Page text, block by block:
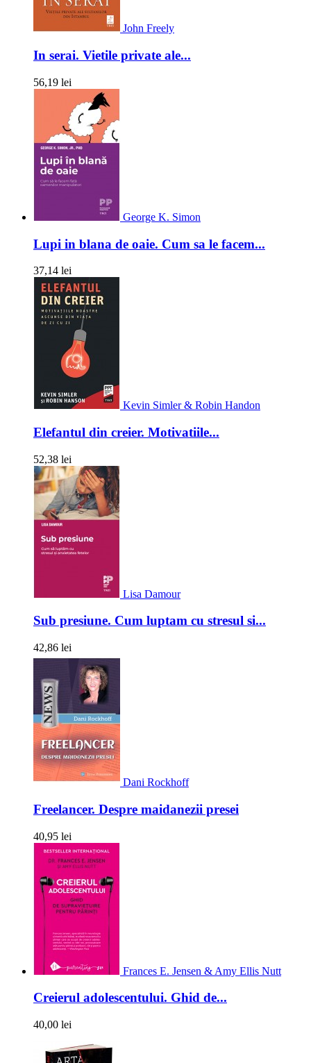
John Freely
In serai. Vietile private ale...
56,19 lei
George K. Simon
Lupi in blana de oaie. Cum sa le facem...
37,14 lei
Kevin Simler & Robin Handon
Elefantul din creier. Motivatiile...
52,38 lei
Lisa Damour
Sub presiune. Cum luptam cu stresul si...
42,86 lei
Dani Rockhoff
Freelancer. Despre maidanezii presei
40,95 lei
Frances E. Jensen & Amy Ellis Nutt
Creierul adolescentului. Ghid de...
40,00 lei